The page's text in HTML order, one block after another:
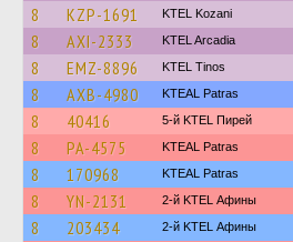
8 KZP-1691 ΚΤΕL Kozani
8 AXI-2333 KTEL Arcadia
8 EMZ-8896 KTEL Tinos
8 AXB-4980 KTEAL Patras
8 40416 5-й KTEL Пирей
8 PA-4575 KTEAL Patras
8 170968 KTEAL Patras
8 YN-2131 2-й KTEL Афины
8 203434 2-й KTEL Афины